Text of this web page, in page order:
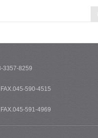
3357-8259
590-4515
591-4969